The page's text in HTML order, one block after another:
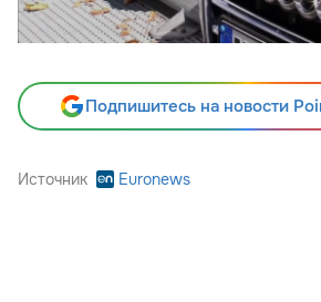
Подпишитесь на новости
Источник Euronews